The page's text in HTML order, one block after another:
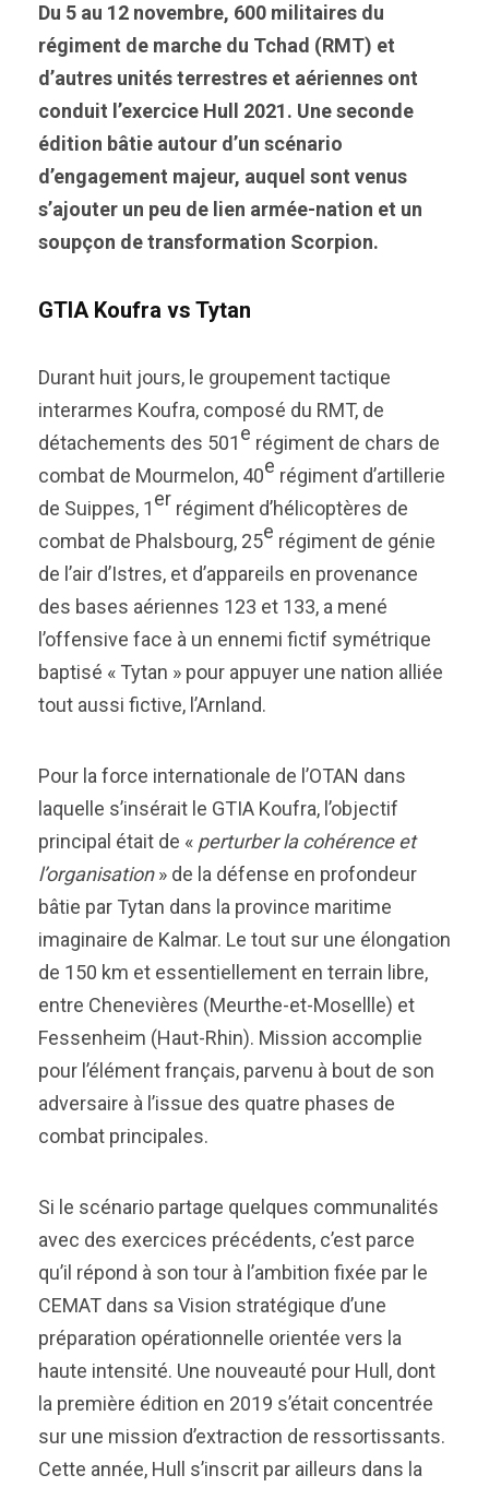
Du 5 au 12 novembre, 600 militaires du
régiment de marche du Tchad (RMT) et
d’autres unités terrestres et aériennes ont
conduit l’exercice Hull 2021. Une seconde
édition bâtie autour d’un scénario
d’engagement majeur, auquel sont venus
s’ajouter un peu de lien armée-nation et un
soupçon de transformation Scorpion.
GTIA Koufra vs Tytan
Durant huit jours, le groupement tactique
interarmes Koufra, composé du RMT, de
détachements des 501e régiment de chars de
combat de Mourmelon, 40e régiment d’artillerie
de Suippes, 1er régiment d’hélicoptères de
combat de Phalsbourg, 25e régiment de génie
de l’air d’Istres, et d’appareils en provenance
des bases aériennes 123 et 133, a mené
l’offensive face à un ennemi fictif symétrique
baptisé « Tytan » pour appuyer une nation alliée
tout aussi fictive, l’Arnland.
Pour la force internationale de l’OTAN dans
laquelle s’insérait le GTIA Koufra, l’objectif
principal était de « perturber la cohérence et
l’organisation» de la défense en profondeur
bâtie par Tytan dans la province maritime
imaginaire de Kalmar. Le tout sur une élongation
de 150 km et essentiellement en terrain libre,
entre Chenevières (Meurthe-et-Mosellle) et
Fessenheim (Haut-Rhin). Mission accomplie
pour l’élément français, parvenu à bout de son
adversaire à l’issue des quatre phases de
combat principales.
Si le scénario partage quelques communalités
avec des exercices précédents, c’est parce
qu’il répond à son tour à l’ambition fixée par le
CEMAT dans sa Vision stratégique d’une
préparation opérationnelle orientée vers la
haute intensité. Une nouveauté pour Hull, dont
la première édition en 2019 s’était concentrée
sur une mission d’extraction de ressortissants.
Cette année, Hull s’inscrit par ailleurs dans la